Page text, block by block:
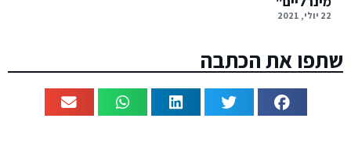
22 יולי, 2021
שתפו את הכתבה